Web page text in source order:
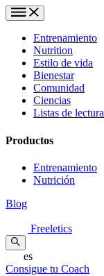
Entrenamiento
Nutrition
Estilo de vida
Bienestar
Comunidad
Ciencias
Listas de lectura
Productos
Entrenamiento
Nutrición
Blog
Freeletics
es
Consigue tu Coach